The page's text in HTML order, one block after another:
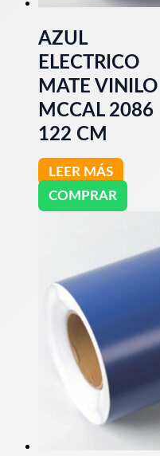
AZUL
ELECTRICO
MATE VINILO
MCCAL 2086
122 CM
LEER MÁS
COMPRAR